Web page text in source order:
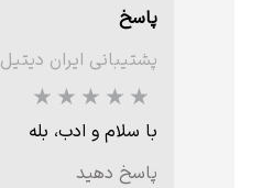
★
پاسخ
پشتیبانی ایران دیتیل
با سلام و ادب، بله
پاسخ دهید